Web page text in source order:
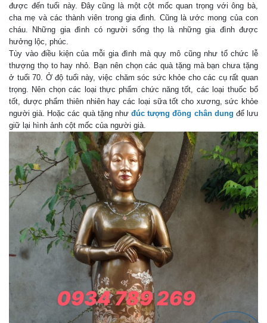
được đến tuổi này. Đây cũng là một cột mốc quan trọng với ông bà,
cha mẹ và các thành viên trong gia đình. Cũng là ước mong của con
cháu. Những gia đình có người sống thọ là những gia đình được
hưởng lộc, phúc.
Tùy vào điều kiện của mỗi gia đình mà quy mô cũng như tổ chức lễ
thượng thọ to hay nhỏ. Bạn nên chọn các quà tặng mà bạn chưa tặng
ở tuổi 70. Ở độ tuổi này, việc chăm sóc sức khỏe cho các cụ rất quan
trọng. Nên chọn các loại thực phẩm chức năng tốt, các loại thuốc bổ
tốt, dược phẩm thiên nhiên hay các loại sữa tốt cho xương, sức khỏe
người già. Hoặc các quà tặng nhưđúc tượng đồng chân dung để lưu
giữ lại hình ảnh cột mốc của người già.